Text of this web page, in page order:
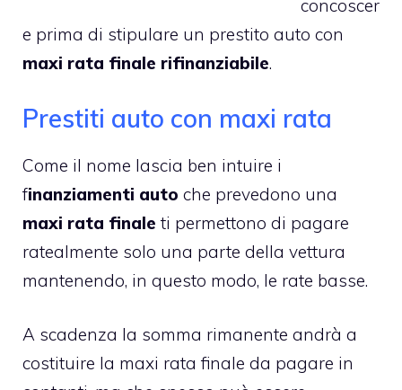
concoscer
e prima di stipulare un prestito auto con
maxi rata finale rifinanziabile.
Prestiti auto con maxi rata
Come il nome lascia ben intuire i
finanziamenti auto che prevedono una
maxi rata finale ti permettono di pagare
ratealmente solo una parte della vettura
mantenendo, in questo modo, le rate basse.
A scadenza la somma rimanente andrà a
costituire la maxi rata finale da pagare in